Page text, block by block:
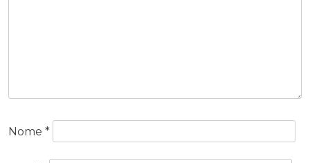
Nome *